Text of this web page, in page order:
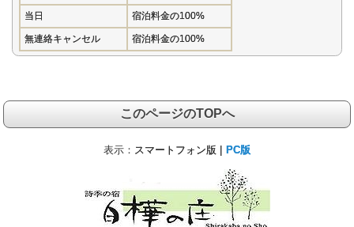
当日 宿泊料金の100%
無連絡キャンセル 宿泊料金の100%
このページのTOPへ
表示： スマートフォン版 | PC版